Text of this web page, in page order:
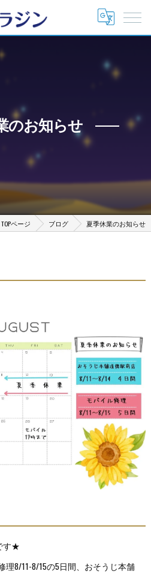
のお知らせ
TOPページ ブログ 夏季休業のお知らせ
す★
理8/11-8/15の5日間、おそうじ本舗